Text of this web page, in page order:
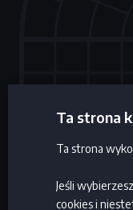
Ta strona
Ta strona
Jeśli
cookies i